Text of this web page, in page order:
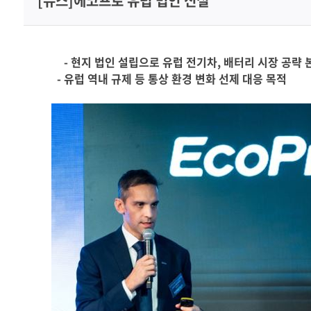
미디어센터
채용홈페이지
-현지 법인 설립으로 유럽 전기차, 배터리 시장 공략
-유럽 역내 규제 등 통상 환경 변화 선제 대응 목적